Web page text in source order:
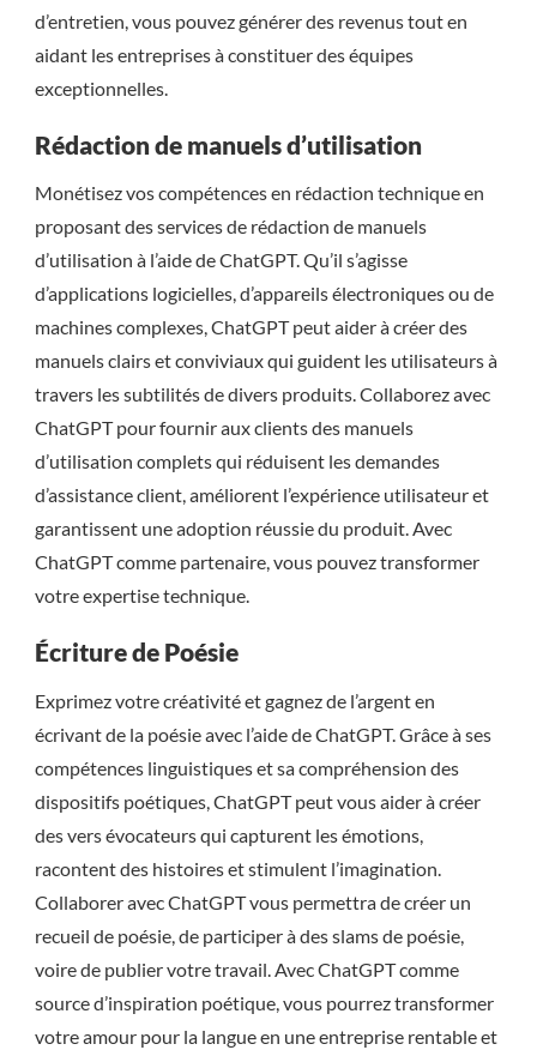
d’entretien, vous pouvez générer des revenus tout en
aidant les entreprises à constituer des équipes
exceptionnelles.
Rédaction de manuels d’utilisation
Monétisez vos compétences en rédaction technique en
proposant des services de rédaction de manuels
d’utilisation à l’aide de ChatGPT. Qu’il s’agisse
d’applications logicielles, d’appareils électroniques ou de
machines complexes, ChatGPT peut aider à créer des
manuels clairs et conviviaux qui guident les utilisateurs à
travers les subtilités de divers produits. Collaborez avec
ChatGPT pour fournir aux clients des manuels
d’utilisation complets qui réduisent les demandes
d’assistance client, améliorent l’expérience utilisateur et
garantissent une adoption réussie du produit. Avec
ChatGPT comme partenaire, vous pouvez transformer
votre expertise technique.
Écriture de Poésie
Exprimez votre créativité et gagnez de l’argent en
écrivant de la poésie avec l’aide de ChatGPT. Grâce à ses
compétences linguistiques et sa compréhension des
dispositifs poétiques, ChatGPT peut vous aider à créer
des vers évocateurs qui capturent les émotions,
racontent des histoires et stimulent l’imagination.
Collaborer avec ChatGPT vous permettra de créer un
recueil de poésie, de participer à des slams de poésie,
voire de publier votre travail. Avec ChatGPT comme
source d’inspiration poétique, vous pourrez transformer
votre amour pour la langue en une entreprise rentable et